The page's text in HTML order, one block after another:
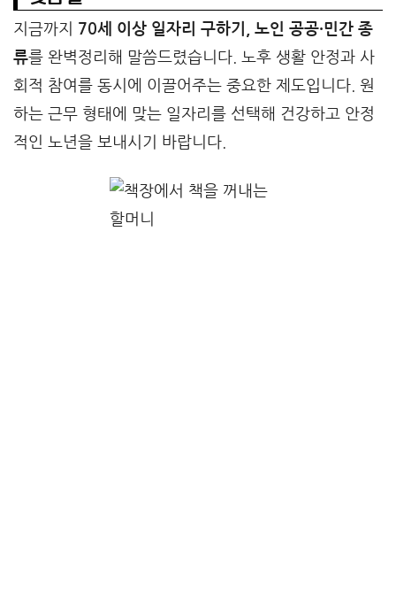
지금까지
70세 이상 일자리 구하기, 노인 공공·민간 종
류를 완벽정리해 말씀드렸습니다. 노후 생활 안정과 사
회적 참여를 동시에 이끌어주는 중요한 제도입니다. 원
하는 근무 형태에 맞는 일자리를 선택해 건강하고 안정
적인 노년을 보내시기 바랍니다.